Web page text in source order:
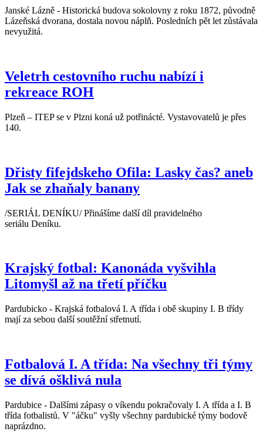
Janské Lázně - Historická budova sokolovny z roku 1872, původně
Lázeňská dvorana, dostala novou náplň. Posledních pět let zůstávala
nevyužitá.
Veletrh cestovního ruchu nabízí i
rekreace ROH
Plzeň – ITEP se v Plzni koná už potřinácté. Vystavovatelů je přes
140.
Dřisty fifejdskeho Ofila: Lasky čas? aneb
Jak se zhaňaly banany
/SERIÁL DENÍKU/ Přinášíme další díl pravidelného
seriálu Deníku.
Krajský fotbal: Kanonáda vyšvihla
Litomyšl až na třetí příčku
Pardubicko - Krajská fotbalová I. A třída i obě skupiny I. B třídy
mají za sebou další soutěžní střetnutí.
Fotbalová I. A třída: Na všechny tři týmy
se dívá ošklivá nula
Pardubice - Dalšími zápasy o víkendu pokračovaly I. A třída a I. B
třída fotbalistů. V "áčku" vyšly všechny pardubické týmy bodově
naprázdno.